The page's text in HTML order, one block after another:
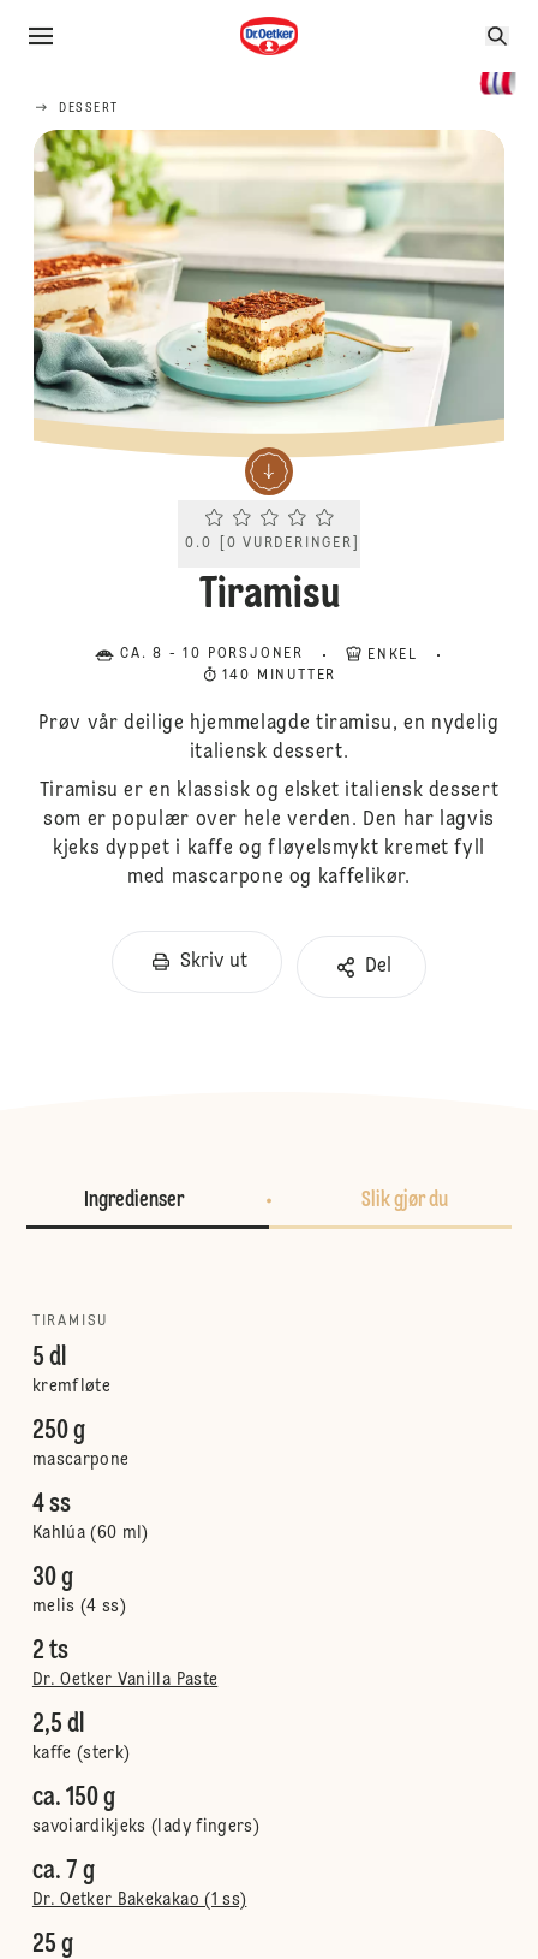
DESSERT
Current rating 0.0. Click to rate.
0.0 0 VURDERINGER
Tiramisu
CA. 8 - 10 PORSJONER
ENKEL
140 MINUTTER
Prøv vår deilige hjemmelagde tiramisu, en nydelig
italiensk dessert.
Tiramisu er en klassisk og elsket italiensk dessert
som er populær over hele verden. Den har lagvis
kjeks dyppet i kaffe og fløyelsmykt kremet fyll
med mascarpone og kaffelikør.
Skriv ut Del
Ingredienser Slik gjør du
TIRAMISU
5 dl
kremfløte
250 g
mascarpone
4 ss
Kahlúa (60 ml)
30 g
melis (4 ss)
2 ts
Dr. Oetker Vanilla Paste
2,5 dl
kaffe (sterk)
ca. 150 g
savoiardikjeks (lady fingers)
ca. 7 g
Dr. Oetker Bakekakao (1 ss)
25 g